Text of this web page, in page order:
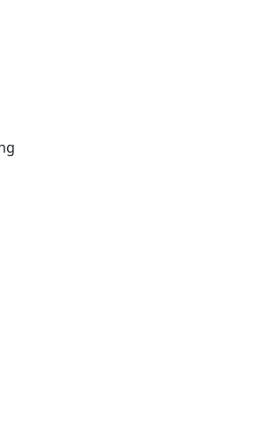
Landstedet er ejet af familien Panconesi
afgrøder. Villa Panconesi er meget
bordfodbold, alt i en stor indhegnet
en del af den gamle toscanske
som ligger 500 meter nede ad vejen,
af (gode) rød- og hvidvine (DOCG
olivenolie. Her vil det vil muligt at deltage i
vine (mod mindre tillæg).
lørdagen i højsæsonen vil der ofte være
være muligt at bestille morgenbrød, som
cykler (også elcykler) - kok og services